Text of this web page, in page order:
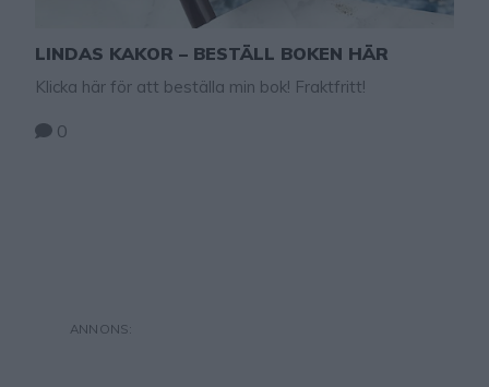
LINDAS KAKOR – BESTÄLL BOKEN HÄR
Klicka här för att beställa min bok! Fraktfritt!
0